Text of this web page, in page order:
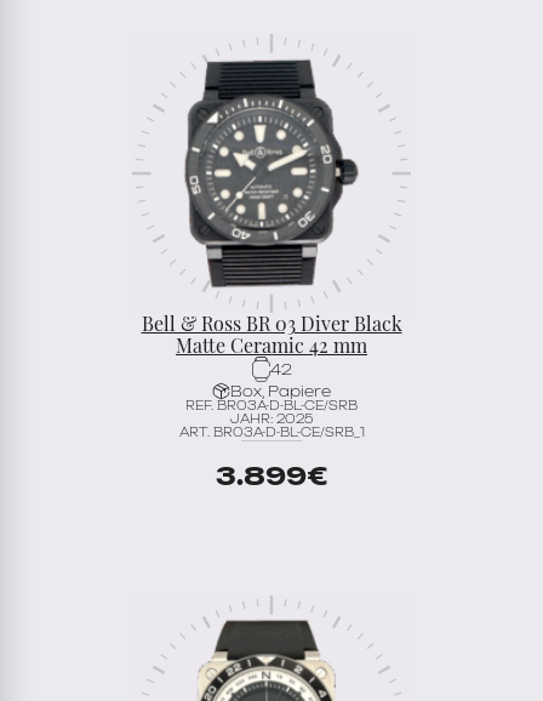
Bell & Ross BR 03 Diver Black
Matte Ceramic 42 mm
42
Box, Papiere
REF. BR03A-D-BL-CE/SRB
JAHR: 2025
ART. BR03A-D-BL-CE/SRB_1
3.899€